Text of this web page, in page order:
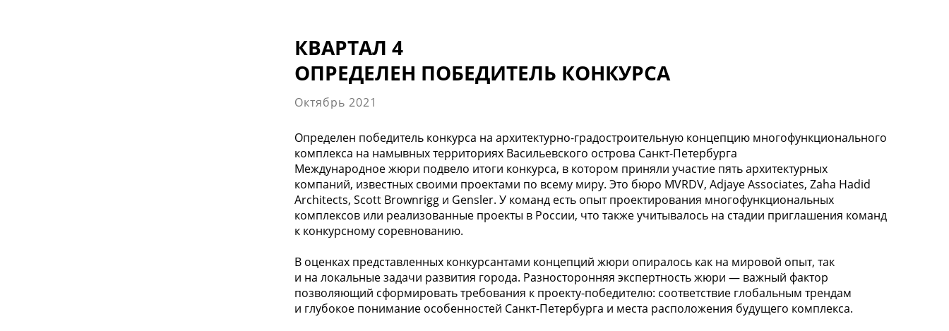
КВАРТАЛ 4
ОПРЕДЕЛЕН ПОБЕДИТЕЛЬ КОНКУРСА
Октябрь 2021
Определен победитель конкурса на архитектурно-градостроительную концепцию многофункционального
комплекса на намывных территориях Васильевского острова Санкт-Петербурга
Международное жюри подвело итоги конкурса, в котором приняли участие пять архитектурных
компаний, известных своими проектами по всему миру. Это бюро MVRDV, Adjaye Associates, Zaha Hadid
Architects, Scott Brownrigg и Gensler. У команд есть опыт проектирования многофункциональных
комплексов или реализованные проекты в России, что также учитывалось на стадии приглашения команд
к конкурсному соревнованию.
В оценках представленных конкурсантами концепций жюри опиралось как на мировой опыт, так
и на локальные задачи развития города. Разносторонняя экспертность жюри — важный фактор
позволяющий сформировать требования к проекту-победителю: соответствие глобальным трендам
и глубокое понимание особенностей Санкт-Петербурга и места расположения будущего комплекса.